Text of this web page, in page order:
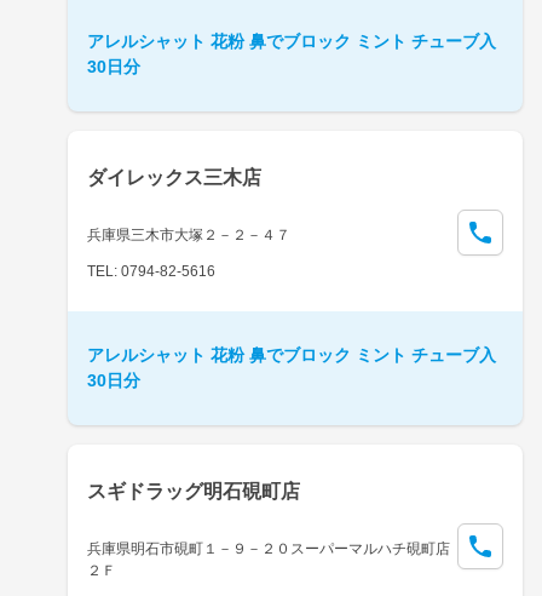
アレルシャット 花粉 鼻でブロック ミント チューブ入
30日分
ダイレックス三木店
兵庫県三木市大塚２－２－４７
TEL: 0794-82-5616
アレルシャット 花粉 鼻でブロック ミント チューブ入
30日分
スギドラッグ明石硯町店
兵庫県明石市硯町１－９－２０スーパーマルハチ硯町店
２Ｆ